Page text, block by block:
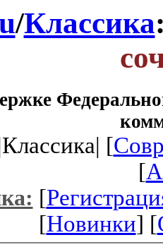
/Классика
[
[
[
[Новинки] [